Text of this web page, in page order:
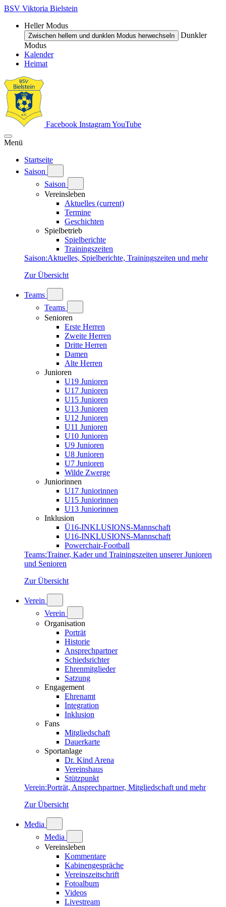
BSV Viktoria Bielstein
Heller Modus
Zwischen hellem und dunklen Modus herwechseln
Dunkler
Modus
Kalender
Heimat
Facebook InstagramYouTube
Menü
Startseite
Saison
Saison
Vereinsleben
Aktuelles (current)
Termine
Geschichten
Spielbetrieb
Spielberichte
Trainingszeiten
Saison:Aktuelles, Spielberichte, Trainingszeiten und mehr
Zur Übersicht
Teams
Teams
Senioren
Erste Herren
Zweite Herren
Dritte Herren
Damen
Alte Herren
Junioren
U19 Junioren
U17 Junioren
U15 Junioren
U13 Junioren
U12 Junioren
U11 Junioren
U10 Junioren
U9 Junioren
U8 Junioren
U7 Junioren
Wilde Zwerge
Juniorinnen
U17 Juniorinnen
U15 Juniorinnen
U13 Juniorinnen
Inklusion
Ü16-INKLUSIONS-Mannschaft
U16-INKLUSIONS-Mannschaft
Powerchair-Football
Teams:Trainer, Kader und Trainingszeiten unserer Junioren
und Senioren
Zur Übersicht
Verein
Verein
Organisation
Porträt
Historie
Ansprechpartner
Schiedsrichter
Ehrenmitglieder
Satzung
Engagement
Ehrenamt
Integration
Inklusion
Fans
Mitgliedschaft
Dauerkarte
Sportanlage
Dr. Kind Arena
Vereinshaus
Stützpunkt
Verein:Porträt, Ansprechpartner, Mitgliedschaft und mehr
Zur Übersicht
Media
Media
Vereinsleben
Kommentare
Kabinengespräche
Vereinszeitschrift
Fotoalbum
Videos
Livestream